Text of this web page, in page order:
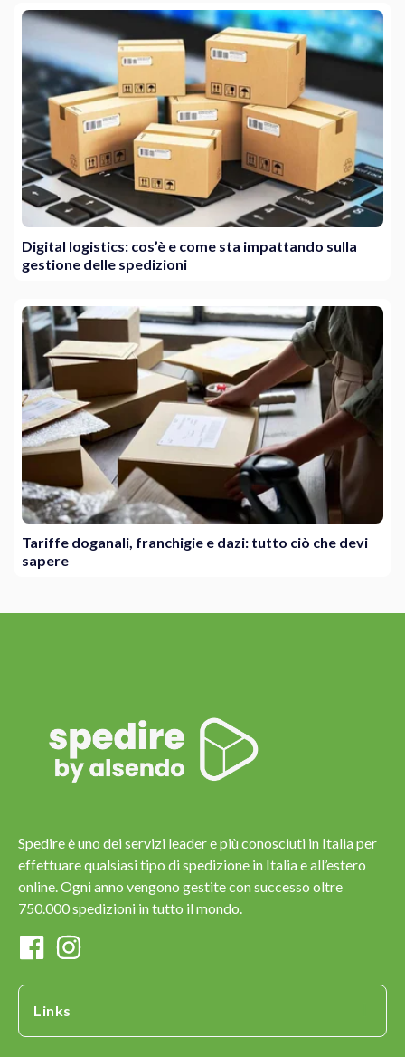
Digital logistics: cos’è e come sta impattando sulla
gestione delle spedizioni
Tariffe doganali, franchigie e dazi: tutto ciò che devi
sapere
Spedire è uno dei servizi leader e più conosciuti in Italia per
effettuare qualsiasi tipo di spedizione in Italia e all’estero
online. Ogni anno vengono gestite con successo oltre
750.000 spedizioni in tutto il mondo.
Links